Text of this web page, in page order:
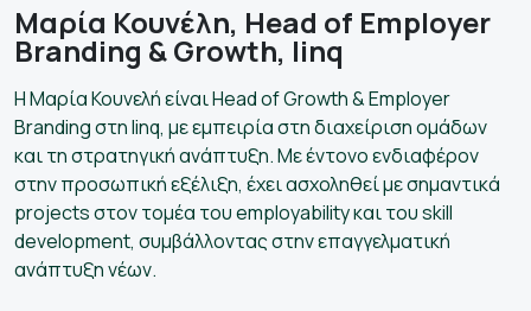
Μαρία Κουνέλη, Head of Employer
Branding & Growth, linq
Η Μαρία Κουνελή είναι Head of Growth & Employer
Branding στη linq, με εμπειρία στη διαχείριση ομάδων
και τη στρατηγική ανάπτυξη. Με έντονο ενδιαφέρον
στην προσωπική εξέλιξη, έχει ασχοληθεί με σημαντικά
projects στον τομέα του employability και του skill
development, συμβάλλοντας στην επαγγελματική
ανάπτυξη νέων.